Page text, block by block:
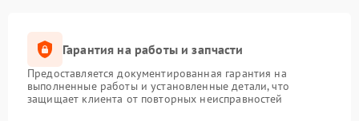
Гарантия на работы и запчасти
Предоставляется документированная гарантия на
выполненные работы и установленные детали, что
защищает клиента от повторных неисправностей